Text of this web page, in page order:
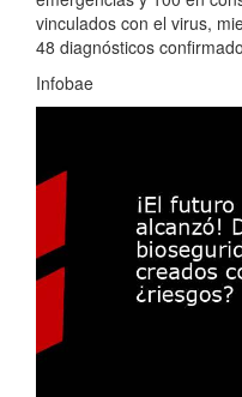
vinculados con el virus,
48 diagnósticos
Infobae